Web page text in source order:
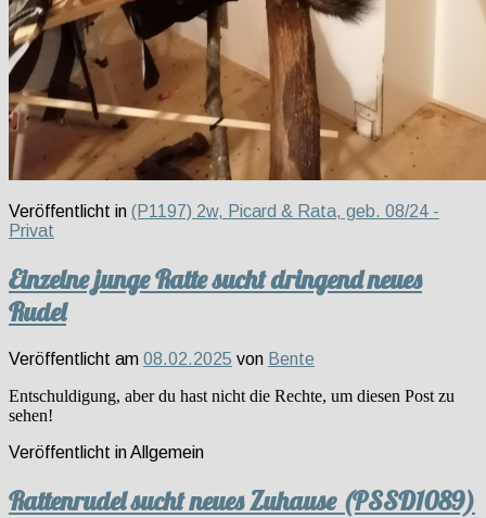
Veröffentlicht in (P1197) 2w, Picard & Rata, geb. 08/24 -
Privat
Einzelne junge Ratte sucht dringend neues
Rudel
Veröffentlicht am 08.02.2025 von Bente
Entschuldigung, aber du hast nicht die Rechte, um diesen Post zu
sehen!
Veröffentlicht inAllgemein
Rattenrudel sucht neues Zuhause (PSSD1089)